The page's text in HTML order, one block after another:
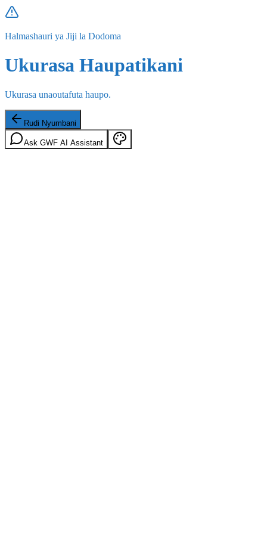
Halmashauri ya Jiji la Dodoma
Ukurasa Haupatikani
Ukurasa unaoutafuta haupo.
Rudi Nyumbani
Ask GWF AI Assistant